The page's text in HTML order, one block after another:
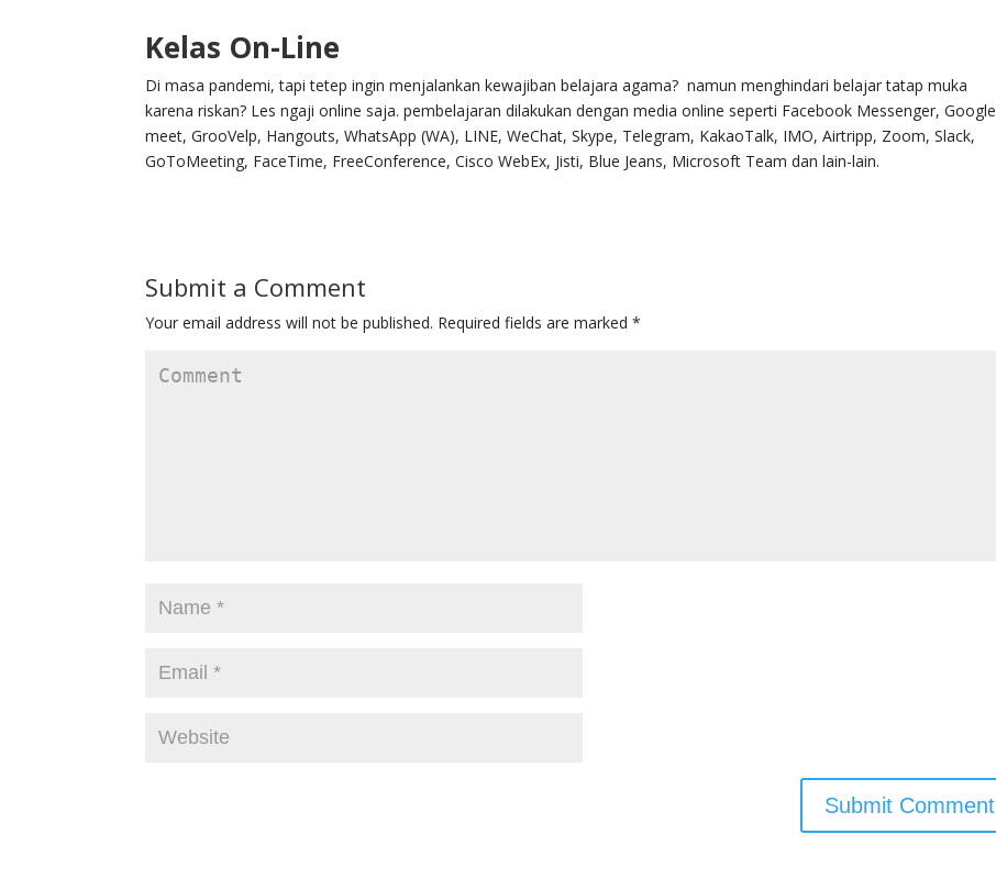
Kelas On-Line
Di masa pandemi, tapi tetep ingin menjalankan kewajiban belajara agama? namun menghindari belajar tatap muka
karena riskan? Les ngaji online saja. pembelajaran dilakukan dengan media online seperti Facebook Messenger, Google
meet, GrooVelp, Hangouts, WhatsApp (WA), LINE, WeChat, Skype, Telegram, KakaoTalk, IMO, Airtripp, Zoom, Slack,
GoToMeeting, FaceTime, FreeConference, Cisco WebEx, Jisti, Blue Jeans, Microsoft Team dan lain-lain.
Submit a Comment
Your email address will not be published. Required fields are marked *